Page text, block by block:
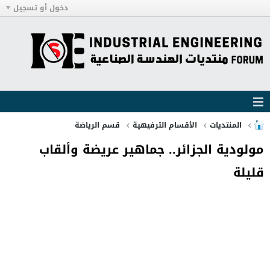
دخول أو تسجيل
المنتديات الأقسام الترفيهية قسم الرياضة
مولودية الجزائر.. جماهير عريضة وألقاب
قليلة